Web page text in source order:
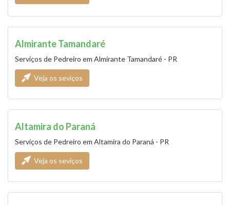
Almirante Tamandaré
Serviços de Pedreiro em Almirante Tamandaré - PR
Veja os seviços
Altamira do Paraná
Serviços de Pedreiro em Altamira do Paraná - PR
Veja os seviços